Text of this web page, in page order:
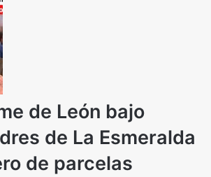
de León bajo
de La Esmeralda
de parcelas